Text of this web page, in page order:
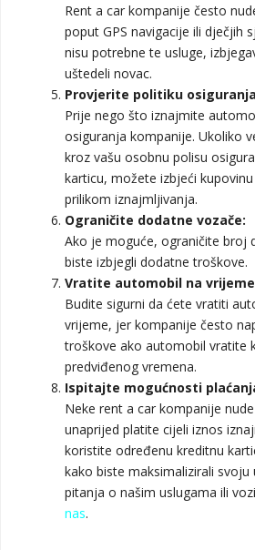
Rent a car kompanije često
poput GPS navigacije ili dječjih
nisu potrebne te usluge,
uštedeli novac.
Provjerite politiku
Prije nego što iznajmite
osiguranja kompanije. Ukoliko
kroz vašu osobnu polisu
karticu, možete izbjeći
prilikom iznajmljivanja.
Ograničite dodatne vozače:
Ako je moguće, ograničite broj
biste izbjegli dodatne troškove.
Vratite automobil na
Budite sigurni da ćete vratiti
vrijeme, jer kompanije često
troškove ako automobil vratite
predviđenog vremena.
Ispitajte mogućnosti
Neke rent a car kompanije
unaprijed platite cijeli iznos
koristite određenu kreditnu
kako biste maksimalizirali svoju
pitanja o našim uslugama ili
nas.